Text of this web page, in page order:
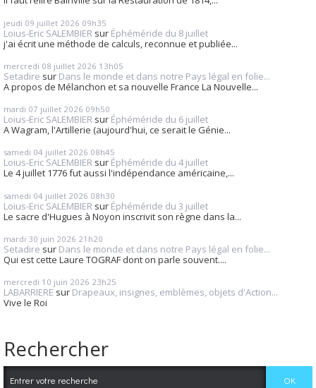
jeudi 09 juillet 2026 09h35
Loius-Eric SALEMBIER sur Éphéméride du 8 juillet
j'ai écrit une méthode de calculs, reconnue et publiée...
mercredi 08 juillet 2026 13h05
Setadire sur Dans le monde et dans notre Pays légal en folie...
A propos de Mélanchon et sa nouvelle France La Nouvelle...
mardi 07 juillet 2026 09h50
Loius-Eric SALEMBIER sur Éphéméride du 6 juillet
A Wagram, l'Artillerie (aujourd'hui, ce serait le Génie...
samedi 04 juillet 2026 08h45
Loius-Eric SALEMBIER sur Éphéméride du 4 juillet
Le 4 juillet 1776 fut aussi l'indépendance américaine,...
samedi 04 juillet 2026 08h30
Loius-Eric SALEMBIER sur Éphéméride du 3 juillet
Le sacre d'Hugues à Noyon inscrivit son règne dans la...
mardi 30 juin 2026 21h20
Setadire sur Dans le monde et dans notre Pays légal en folie...
Qui est cette Laure TOGRAF dont on parle souvent....
mercredi 10 juin 2026 23h25
LABARRIERE sur Drapeaux, insignes, emblèmes, objets d'Action...
Vive le Roi
Rechercher